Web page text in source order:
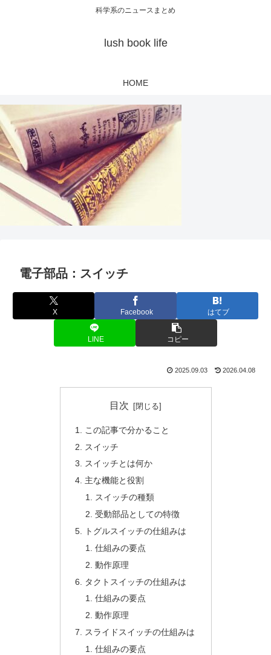
科学系のニュースまとめ
lush book life
HOME
電子部品：スイッチ
X Facebook はてブ
LINE コピー
2025.09.03 2026.04.08
目次
この記事で分かること
スイッチ
スイッチとは何か
主な機能と役割
スイッチの種類
受動部品としての特徴
トグルスイッチの仕組みは
仕組みの要点
動作原理
タクトスイッチの仕組みは
仕組みの要点
動作原理
スライドスイッチの仕組みは
仕組みの要点